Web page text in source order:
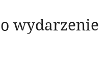
wydarzenie